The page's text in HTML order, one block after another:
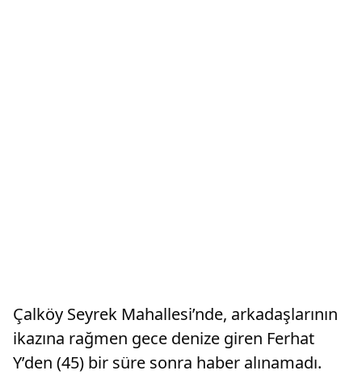
Çalköy Seyrek Mahallesi’nde, arkadaşlarının
ikazına rağmen gece denize giren Ferhat
Y’den (45) bir süre sonra haber alınamadı.